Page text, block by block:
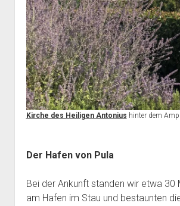
Kirche des Heiligen Antonius hinter dem
Der Hafen von Pula
Bei der Ankunft standen wir etwa 30
am Hafen im Stau und bestaunten